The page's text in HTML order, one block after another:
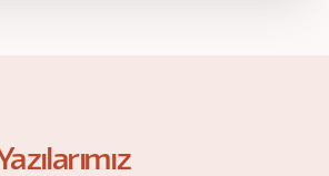
gibi kritik konuları kapsar.